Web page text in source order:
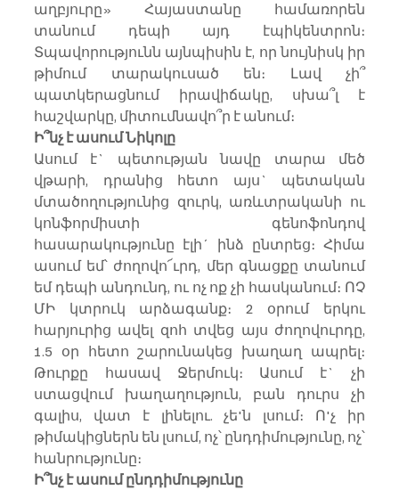
աղբյուրը» Հայաստանը համառորեն
տանում դեպի այդ էպիկենտրոն։
Տպավորությունն այնպիսին է, որ նույնիսկ իր
թիմում տարակուսած են։ Լավ չի՞
պատկերացնում իրավիճակը, սխա՞լ է
հաշվարկը, միտումնավո՞ր է անում։
Ի՞նչ է ասում Նիկոլը
Ասում է` պետության նավը տարա մեծ
վթարի, դրանից հետո այս` պետական
մտածողությունից զուրկ, առևտրականի ու
կոնֆորմիստի գենոֆոնդով
հասարակությունը էլի´ ինձ ընտրեց։ Հիմա
ասում եմ՝ ժողովո՜ւրդ, մեր գնացքը տանում
եմ դեպի անդունդ, ու ոչ ոք չի հասկանում։ ՈՉ
ՄԻ կտրուկ արձագանք։ 2 օրում երկու
հարյուրից ավել զոհ տվեց այս ժողովուրդը,
1.5 օր հետո շարունակեց խաղաղ ապրել։
Թուրքը հասավ Ջերմուկ։ Ասում է` չի
ստացվում խաղաղություն, բան դուրս չի
գալիս, վատ է լինելու. չե'ն լսում։ Ո'չ իր
թիմակիցներն են լսում, ոչ՝ ընդդիմությունը, ոչ՝
հանրությունը։
Ի՞նչ է ասում ընդդիմությունը